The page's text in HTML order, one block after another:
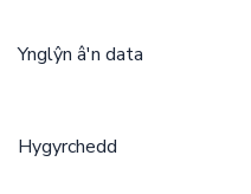
Ynglŷn â'n data
Hygyrchedd